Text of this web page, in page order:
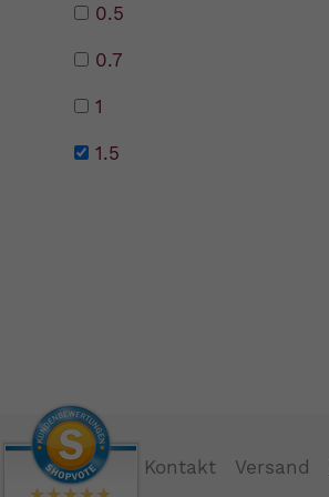
0.5
0.7
1
1.5
Kontakt Versand